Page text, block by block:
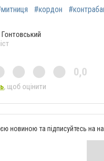
#кордон
0,0
, щоб оцінити
новиною та підписуйтесь на